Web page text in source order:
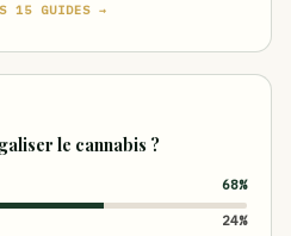
15 GUIDES →
le cannabis ?
68%
24%